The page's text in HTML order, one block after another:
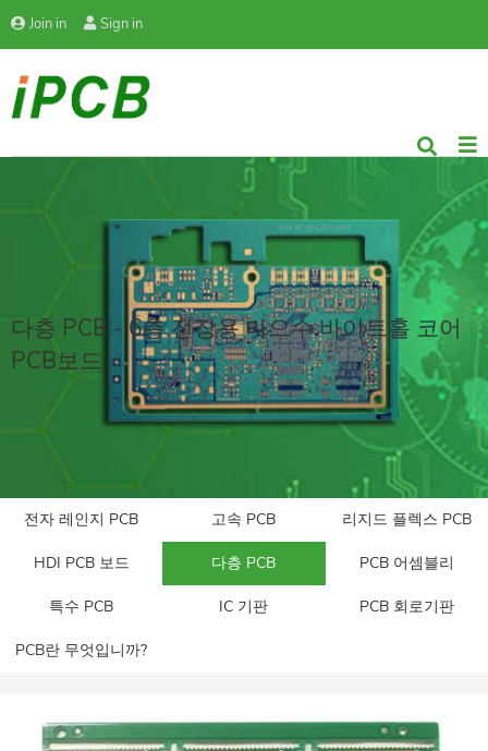
Join in Sign in
다층 PCB - 6층 전장용 마으수 바이트홀 코어
PCB보드
전자 레인지 PCB 고속 PCB 리지드 플렉스 PCB
HDI PCB 보드 다층 PCB PCB 어셈블리
특수 PCB IC 기판 PCB 회로기판
PCB란 무엇입니까?